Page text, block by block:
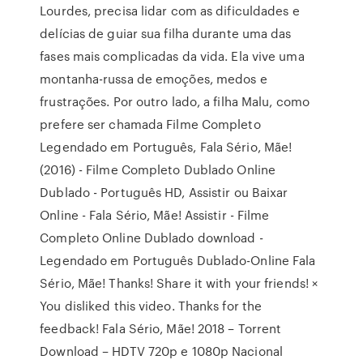
Lourdes, precisa lidar com as dificuldades e
delícias de guiar sua filha durante uma das
fases mais complicadas da vida. Ela vive uma
montanha-russa de emoções, medos e
frustrações. Por outro lado, a filha Malu, como
prefere ser chamada Filme Completo
Legendado em Português, Fala Sério, Mãe!
(2016) - Filme Completo Dublado Online
Dublado - Português HD, Assistir ou Baixar
Online - Fala Sério, Mãe! Assistir - Filme
Completo Online Dublado download -
Legendado em Português Dublado-Online Fala
Sério, Mãe! Thanks! Share it with your friends! ×
You disliked this video. Thanks for the
feedback! Fala Sério, Mãe! 2018 – Torrent
Download – HDTV 720p e 1080p Nacional